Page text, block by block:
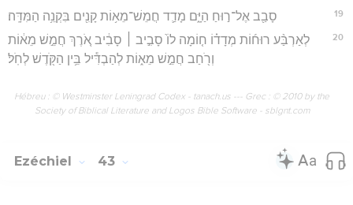
19 סָבַ֖ב אֶל־ר֣וּחַ הַיָּ֑ם מָדַ֛ד חֲמֵשׁ־מֵא֥וֹת קָנִ֖ים בִּקְנֵ֥ה הַמִּדָּֽה׃
20
לְאַרְבַּ֨ע רוּח֜וֹת מְדָד֗וֹ ח֤וֹמָה לוֹ֙ סָבִ֣יב ׀ סָבִ֔יב אֹ֚רֶךְ חֲמֵ֣שׁ מֵא֔וֹת
וְרֹ֖חַב חֲמֵ֣שׁ מֵא֑וֹת לְהַבְדִּ֕יל בֵּ֥ין הַקֹּ֖דֶשׁ לְחֹֽל׃
Hébreu : © Westminster Leningrad Codex - tanach.us --- Grec : © 2010 by the
Society of Biblical Literature and Logos Bible Software - sblgnt.com
Ezéchiel 43